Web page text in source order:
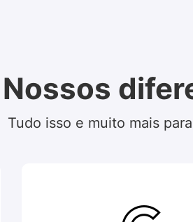
Nossos
Tudo isso e muito mais